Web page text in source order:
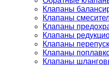
Клапаны
Клапаны
Клапаны
Клапаны
Клапаны
Клапаны
Клапаны